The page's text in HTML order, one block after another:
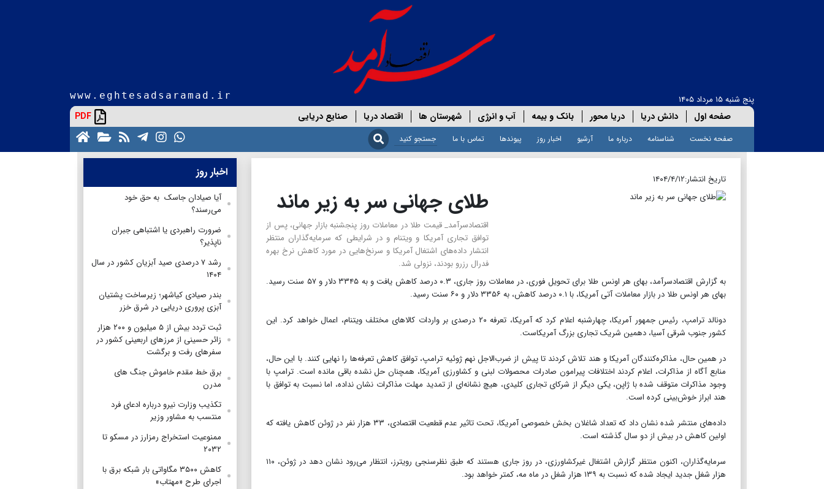
پنج شنبه ۱۵ مرداد ۱۴۰۵ www.eghtesadsaramad.ir
صفحه اول دانش دریا دریا محور بانک و بیمه آب و انرژی شهرستان ها اقتصاد دریا صنایع دریایی PDF
صفحه نخست شناسنامه درباره ما آرشیو اخبار روز پیوندها تماس با ما
تاریخ انتشار:۱۴۰۴/۴/۱۲
طلای جهانی سر به زیر ماند
اقتصادسرآمد_ قیمت طلا در معاملات روز پنجشنبه بازار جهانی، پس از
توافق تجاری آمریکا و ویتنام و در شرایطی که سرمایه‌گذاران منتظر
انتشار داده‌های اشتغال آمریکا و سرنخ‌هایی در مورد کاهش نرخ بهره
فدرال رزرو بودند، نزولی شد.
به گزارش اقتصادسرآمد، بهای هر اونس طلا برای تحویل فوری، در معاملات روز جاری، ۰.۳ درصد کاهش یافت و به ۳۳۴۵ دلار و ۵۷ سنت رسید.
بهای هر اونس طلا در بازار معاملات آتی آمریکا، با ۰.۱ درصد کاهش، به ۳۳۵۶ دلار و ۶۰ سنت رسید.
دونالد ترامپ، رئیس جمهور آمریکا، چهارشنبه اعلام کرد که آمریکا، تعرفه ۲۰ درصدی بر واردات کالاهای مختلف ویتنام، اعمال خواهد کرد. این
کشور جنوب شرقی آسیا، دهمین شریک تجاری بزرگ آمریکاست.
در همین حال، مذاکره‌کنندگان آمریکا و هند تلاش کردند تا پیش از ضرب‌الاجل نهم ژوئیه ترامپ، توافق کاهش تعرفه‌ها را نهایی کنند. با این حال،
منابع آگاه از مذاکرات، اعلام کردند اختلافات پیرامون صادرات محصولات لبنی و کشاورزی آمریکا، همچنان حل نشده باقی مانده است. ترامپ با
وجود مذاکرات متوقف شده با ژاپن، یکی دیگر از شرکای تجاری کلیدی، هیچ نشانه‌ای از تمدید مهلت مذاکرات نشان نداده، اما نسبت به توافق با
هند ابراز خوش‌بینی کرده است.
داده‌های منتشر شده نشان داد که تعداد شاغلان بخش خصوصی آمریکا، تحت تاثیر عدم قطعیت اقتصادی، ۳۳ هزار نفر در ژوئن کاهش یافته که
اولین کاهش در بیش از دو سال گذشته است.
سرمایه‌گذاران، اکنون منتظر گزارش اشتغال غیرکشاورزی، در روز جاری هستند که طبق نظرسنجی رویترز، انتظار می‌رود نشان دهد در ژوئن، ۱۱۰
هزار شغل جدید ایجاد شده که نسبت به ۱۳۹ هزار شغل در ماه مه، کمتر خواهد بود.
اخبار روز
آیا صیادان جاسک به حق خود
می‌رسند؟
ضرورت راهبردی یا اشتباهی جبران
ناپذیر؟
رشد ۷ درصدی صید آبزیان کشور در سال
۱۴۰۴
بندر صیادی کیاشهر؛ زیرساخت پشتیان
آبزی پروری دریایی در شرق خزر
ثبت تردد بیش از ۵ میلیون و ۲۰۰ هزار
زائر حسینی از مرزهای اربعینی کشور در
سفرهای رفت و برگشت
برق خط مقدم خاموش جنگ های
مدرن
تکذیب وزارت نیرو درباره ادعای فرد
منتسب به مشاور وزیر
ممنوعیت استخراج رمزارز در مسکو تا
۲۰۳۲
کاهش ۳۵۰۰ مگاواتی بار شبکه برق با
اجرای طرح «مهتاب»